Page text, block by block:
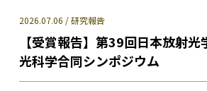
2026.07.06 / 研究報告
【受賞報告】第39回日本放射
光科学合同シンポジウム